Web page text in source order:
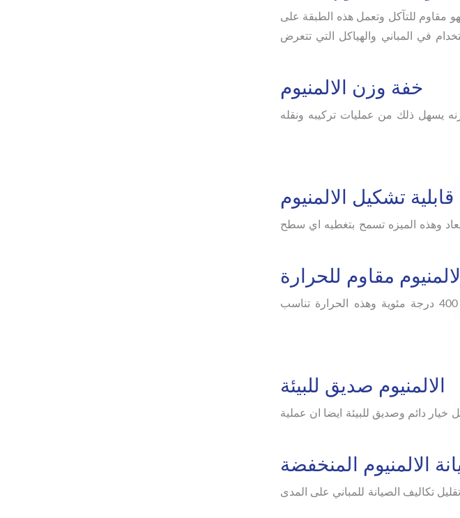
مقاوم للتآكل وتعمل هذه الطبقة على
في المباني والهياكل التي تتعرض
خفة وزن الالمنيوم
يسهل ذلك من عمليات تركيبه ونقله
قابلية تشكيل الالمنيوم
وهذه الميزه تسمح بتغطيه اي سطح
الالمنيوم مقاوم للحرارة
يعمل الألومنيوم على حفظ خصائصه الفيزيائية والميكانيكية لدرجات حرارة تصل الى 400 درجة مئوية وهذه الحرارة تناسب
الالمنيوم صديق للبيئة
دائم وصديق للبيئة ايضا ان عملية
الالمنيوم المنخفضة
تكاليف الصيانة للمباني على المدى